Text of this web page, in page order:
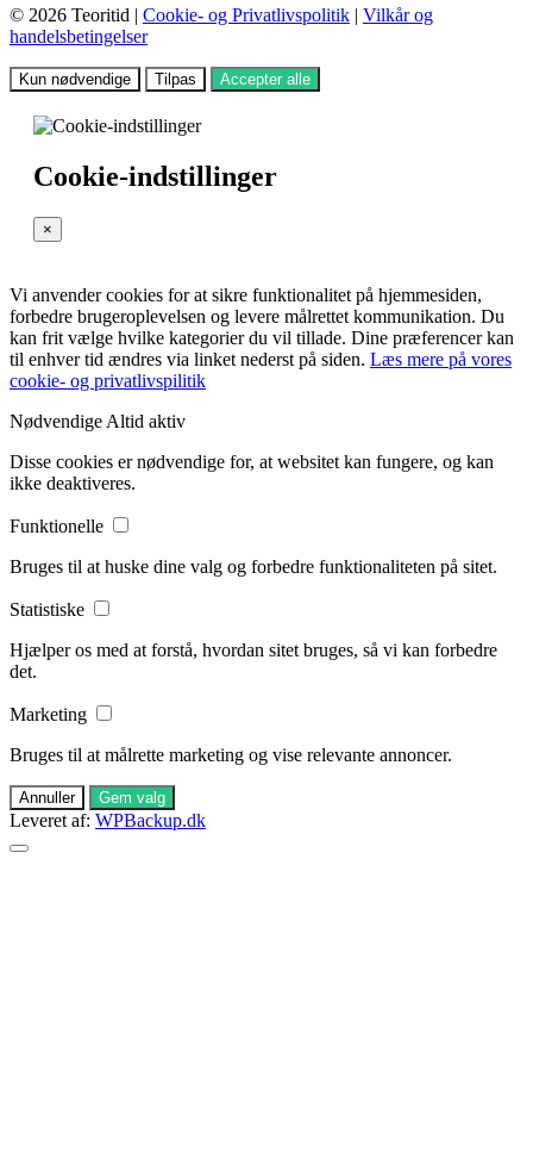
© 2026 Teoritid | Cookie- og Privatlivspolitik | Vilkår og
handelsbetingelser
Kun nødvendige Tilpas Accepter alle
Cookie-indstillinger
×
Vi anvender cookies for at sikre funktionalitet på hjemmesiden,
forbedre brugeroplevelsen og levere målrettet kommunikation. Du
kan frit vælge hvilke kategorier du vil tillade. Dine præferencer kan
til enhver tid ændres via linket nederst på siden. Læs mere på vores
cookie- og privatlivspilitik
Nødvendige Altid aktiv
Disse cookies er nødvendige for, at websitet kan fungere, og kan
ikke deaktiveres.
Funktionelle
Bruges til at huske dine valg og forbedre funktionaliteten på sitet.
Statistiske
Hjælper os med at forstå, hvordan sitet bruges, så vi kan forbedre
det.
Marketing
Bruges til at målrette marketing og vise relevante annoncer.
Annuller Gem valg
Leveret af: WPBackup.dk